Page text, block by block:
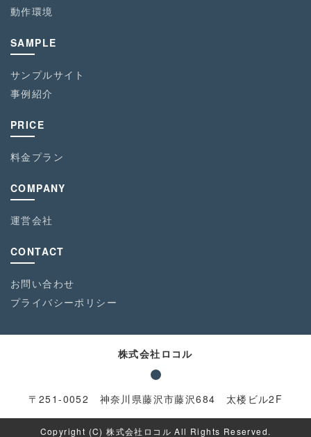
動作環境
SAMPLE
サンプルサイト
事例紹介
PRICE
料金プラン
COMPANY
運営会社
CONTACT
お問い合わせ
プライバシーポリシー
株式会社ロコル
〒251-0052 神奈川県藤沢市藤沢684 太楼ビル2F
Copyright (C) 株式会社ロコル All Rights Reserved.